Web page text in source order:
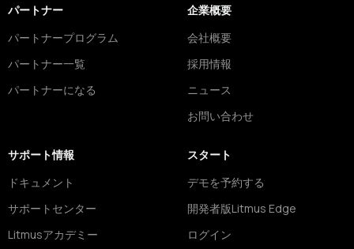
パートナー
パートナープログラム
パートナー一覧
パートナーになる
企業概要
会社概要
採用情報
ニュース
お問い合わせ
サポート情報
ドキュメント
サポートセンター
Litmusアカデミー
スタート
デモを予約する
開発者版Litmus Edge
ログイン